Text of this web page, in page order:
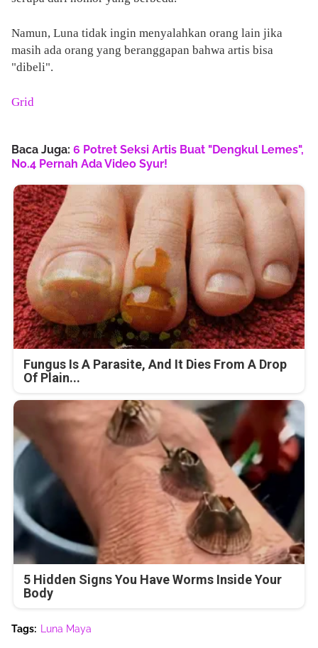
Namun, Luna tidak ingin menyalahkan orang lain jika
masih ada orang yang beranggapan bahwa artis bisa
"dibeli".
Grid
Baca Juga: 6 Potret Seksi Artis Buat "Dengkul Lemes",
No.4 Pernah Ada Video Syur!
Fungus Is A Parasite, And It Dies From A Drop
Of Plain...
5 Hidden Signs You Have Worms Inside Your
Body
Tags: Luna Maya